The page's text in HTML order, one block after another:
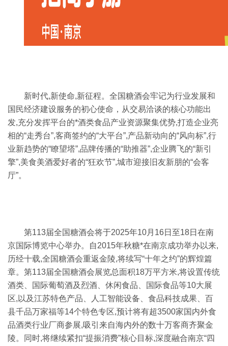
新时代,新使命,新征程。全国糖酒会牢记为行业发展和
国民经济建设服务的初心使命，从交易洽谈的核心功能出
发,充分发挥平台的*酒类食品产业资源聚集优势,打造企业亮
相的“走秀台”,客商签约的“大平台”,产品新动向的“风向标”,行
业新趋势的“瞭望塔”,品牌传播的“助推器”,企业腾飞的“新引
擎”,美食美酒爱好者的“狂欢节”,城市迎接旧友新朋的“会客
厅”。
第113届全国糖酒会将于2025年10月16日至18日在南
京国际博览中心举办。自2015年秋糖*在南京成功举办以来,
历经十载,全国糖酒会重返金陵,将续写“十年之约”的辉煌篇
章。第113届全国糖酒会展览总面积18万平方米,将设置传统
酒类、国际葡萄酒及烈酒、休闲食品、国际食品等10大展
区,以及江苏特色产品、人工智能设备、食品科技成果、百
县千品万家福等14个特色专区,预计将有超3500家国内外食
品酒类行业厂商参展,吸引来自海内外的数十万客商齐聚金
陵。同时,将继续紧扣“提振消费”核心目标,深度融合南京“四